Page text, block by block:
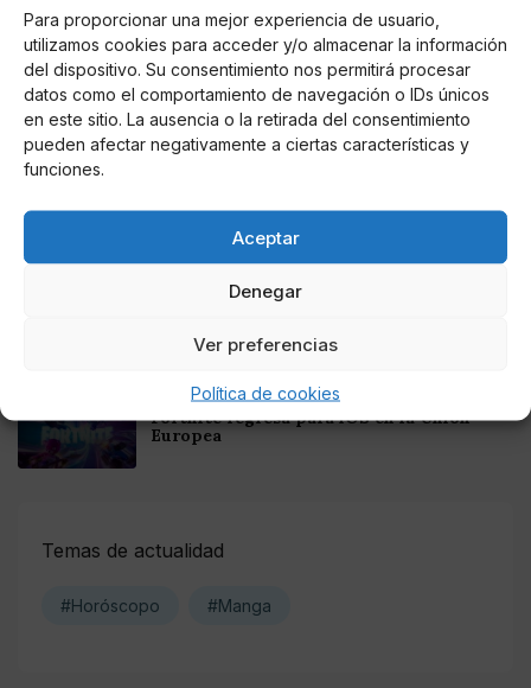
Para proporcionar una mejor experiencia de usuario,
utilizamos cookies para acceder y/o almacenar la información
del dispositivo. Su consentimiento nos permitirá procesar
datos como el comportamiento de navegación o IDs únicos
en este sitio. La ausencia o la retirada del consentimiento
pueden afectar negativamente a ciertas características y
funciones.
Aceptar
Denegar
Ver preferencias
Política de cookies
Noticias relacionadas
Online Casino
Mejores Cripto Casinos Online en
Colombia 2025: Bitcoin Casinos
Online Casino
Entretenimiento
Fortnite regresa para iOS en la Unión
Europea
Temas de actualidad
#Horóscopo #Manga